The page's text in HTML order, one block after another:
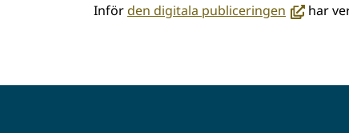
Införden digitala publiceringen (avautuu
har